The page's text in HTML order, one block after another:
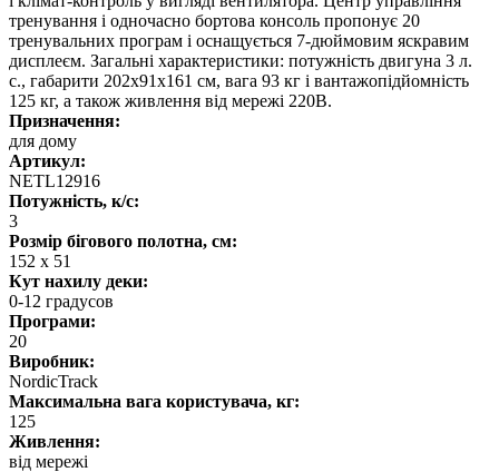
тренування і одночасно бортова консоль пропонує 20
тренувальних програм і оснащується 7-дюймовим яскравим
дисплеєм. Загальні характеристики: потужність двигуна 3 л.
с., габарити 202х91х161 см, вага 93 кг і вантажопідйомність
125 кг, а також живлення від мережі 220В.
Призначення:
для дому
Артикул:
NETL12916
Потужність, к/с:
3
Розмір бігового полотна, см:
152 х 51
Кут нахилу деки:
0-12 градусов
Програми:
20
Виробник:
NordicTrack
Максимальна вага користувача, кг:
125
Живлення:
від мережі